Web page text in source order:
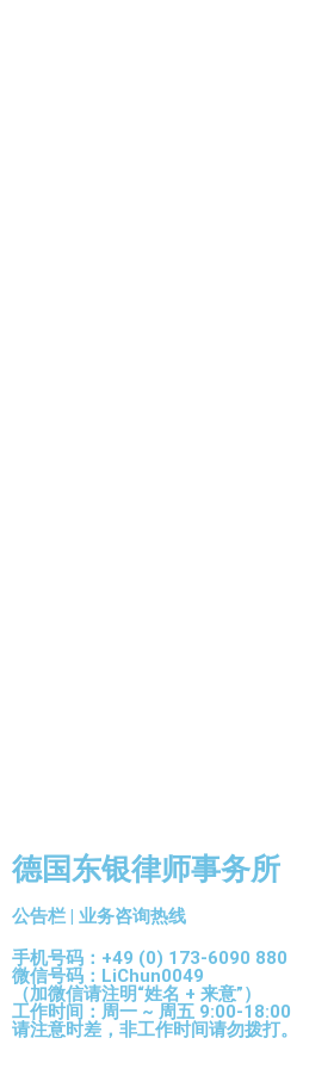
德国东银律师事务所
公告栏 | 业务咨询热线
手机号码：+49 (0) 173-6090 880
微信号码：LiChun0049
（加微信请注明“姓名 + 来意”）
工作时间：周一 ~ 周五 9:00-18:00
请注意时差，非工作时间请勿拨打。